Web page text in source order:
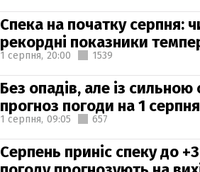
Спека на початку серпня:
рекордні показники
1 серпня, 20:00 1539
Без опадів, але із
прогноз погоди на 1 серпня
1 серпня, 09:05 657
Серпень приніс спеку до